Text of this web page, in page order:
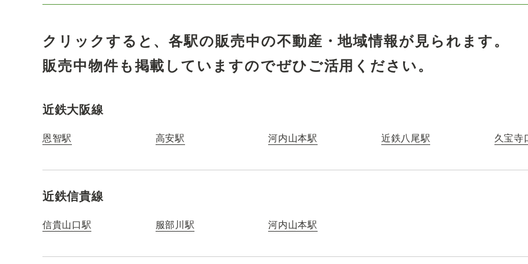
クリックすると、各駅の販売中の不動産・地域情報が見られます。
販売中物件も掲載していますのでぜひご活用ください。
近鉄大阪線
恩智駅 高安駅 河内山本駅 近鉄八尾駅 久宝寺
近鉄信貴線
信貴山口駅 服部川駅 河内山本駅